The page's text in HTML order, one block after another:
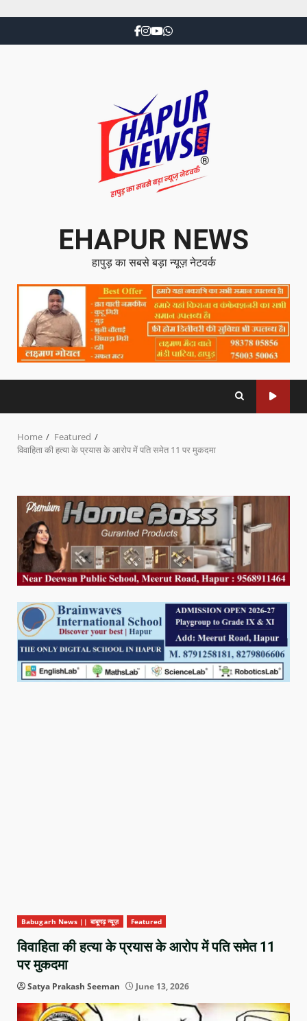
EHAPUR NEWS
हापुड़ का सबसे बड़ा न्यूज़ नेटवर्क
Home
Featured
विवाहिता की हत्या के प्रयास के आरोप में पति समेत 11 पर मुकदमा
Babugarh News || बाबूगढ़ न्यूज़ Featured
विवाहिता की हत्या के प्रयास के आरोप में पति समेत 11
पर मुकदमा
Satya Prakash Seeman June 13, 2026